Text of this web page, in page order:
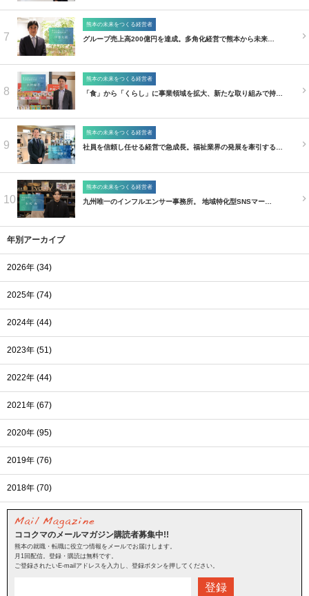
7
熊本の未来をつくる経営者
グループ売上高200億円を達成。多角化経営で熊本から未来…
8
熊本の未来をつくる経営者
「食」から「くらし」に事業領域を拡大、新たな取り組みで持…
9
熊本の未来をつくる経営者
社員を信頼し任せる経営で急成長。福祉業界の発展を牽引する…
10
熊本の未来をつくる経営者
九州唯一のインフルエンサー事務所。 地域特化型SNSマー…
年別アーカイブ
2026年 (34)
2025年 (74)
2024年 (44)
2023年 (51)
2022年 (44)
2021年 (67)
2020年 (95)
2019年 (76)
2018年 (70)
ココクマのメールマガジン購読者募集中!!
熊本の就職・転職に役立つ情報をメールでお届けします。
月1回配信。登録・購読は無料です。
ご登録されたいE-mailアドレスを入力し、登録ボタンを押してください。
登録